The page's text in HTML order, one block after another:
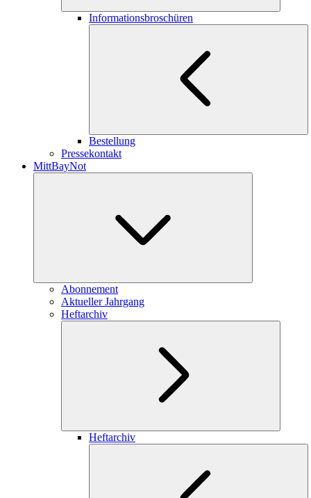
Informationsbroschüren
Bestellung
Pressekontakt
MittBayNot
Abonnement
Aktueller Jahrgang
Heftarchiv
Heftarchiv